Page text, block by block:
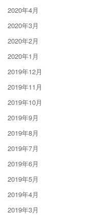
2020年4月
2020年3月
2020年2月
2020年1月
2019年12月
2019年11月
2019年10月
2019年9月
2019年8月
2019年7月
2019年6月
2019年5月
2019年4月
2019年3月